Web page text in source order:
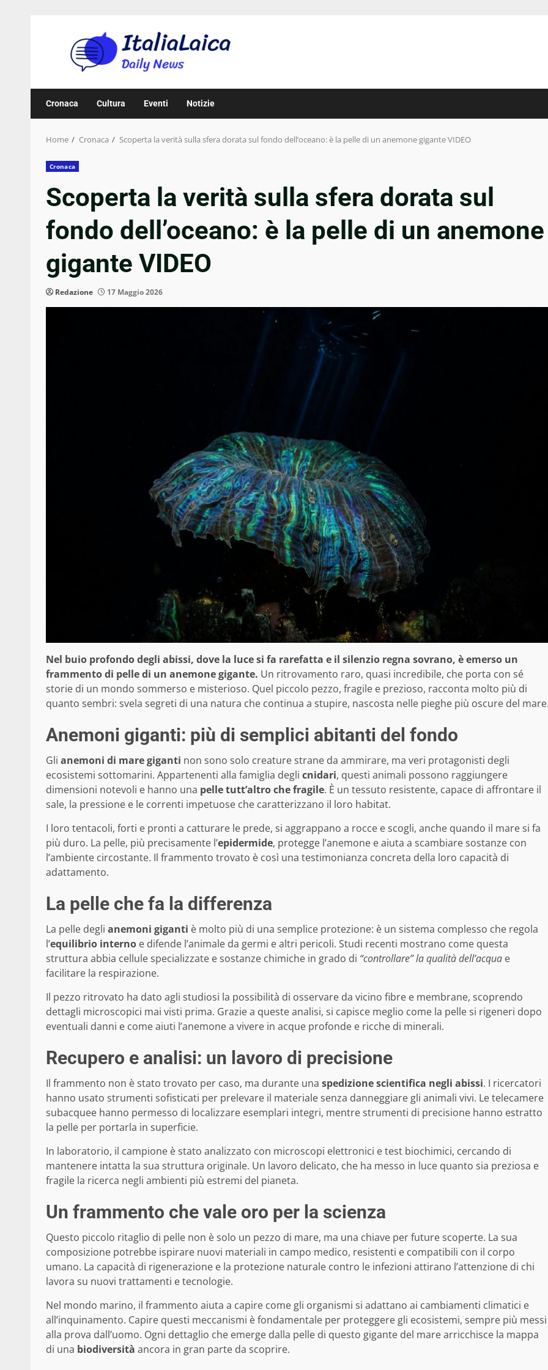
Cronaca Cultura Eventi Notizie
Home Cronaca Scoperta la verità sulla sfera dorata sul fondo dell’oceano: è la pelle di un anemone gigante VIDEO
Cronaca
Scoperta la verità sulla sfera dorata sul
fondo dell’oceano: è la pelle di un anemone
gigante VIDEO
Redazione 17 Maggio 2026
Nel buio profondo degli abissi, dove la luce si fa rarefatta e il silenzio regna sovrano, è emerso un
frammento di pelle di un anemone gigante. Un ritrovamento raro, quasi incredibile, che porta con sé
storie di un mondo sommerso e misterioso. Quel piccolo pezzo, fragile e prezioso, racconta molto più di
quanto sembri: svela segreti di una natura che continua a stupire, nascosta nelle pieghe più oscure del
Anemoni giganti: più di semplici abitanti del fondo
Gli anemoni di mare giganti non sono solo creature strane da ammirare, ma veri protagonisti degli
ecosistemi sottomarini. Appartenenti alla famiglia degli cnidari, questi animali possono raggiungere
dimensioni notevoli e hanno una pelle tutt’altro che fragile. È un tessuto resistente, capace di affrontare il
sale, la pressione e le correnti impetuose che caratterizzano il loro habitat.
I loro tentacoli, forti e pronti a catturare le prede, si aggrappano a rocce e scogli, anche quando il mare si fa
più duro. La pelle, più precisamente l’epidermide, protegge l’anemone e aiuta a scambiare sostanze con
l’ambiente circostante. Il frammento trovato è così una testimonianza concreta della loro capacità di
adattamento.
La pelle che fa la differenza
La pelle degli anemoni giganti è molto più di una semplice protezione: è un sistema complesso che regola
l’equilibrio interno e difende l’animale da germi e altri pericoli. Studi recenti mostrano come questa
struttura abbia cellule specializzate e sostanze chimiche in grado di “controllare” la qualità dell’acqua e
facilitare la respirazione.
Il pezzo ritrovato ha dato agli studiosi la possibilità di osservare da vicino fibre e membrane, scoprendo
dettagli microscopici mai visti prima. Grazie a queste analisi, si capisce meglio come la pelle si rigeneri dopo
eventuali danni e come aiuti l’anemone a vivere in acque profonde e ricche di minerali.
Recupero e analisi: un lavoro di precisione
Il frammento non è stato trovato per caso, ma durante una spedizione scientifica negli abissi. I ricercatori
hanno usato strumenti sofisticati per prelevare il materiale senza danneggiare gli animali vivi. Le telecamere
subacquee hanno permesso di localizzare esemplari integri, mentre strumenti di precisione hanno estratto
la pelle per portarla in superficie.
In laboratorio, il campione è stato analizzato con microscopi elettronici e test biochimici, cercando di
mantenere intatta la sua struttura originale. Un lavoro delicato, che ha messo in luce quanto sia preziosa e
fragile la ricerca negli ambienti più estremi del pianeta.
Un frammento che vale oro per la scienza
Questo piccolo ritaglio di pelle non è solo un pezzo di mare, ma una chiave per future scoperte. La sua
composizione potrebbe ispirare nuovi materiali in campo medico, resistenti e compatibili con il corpo
umano. La capacità di rigenerazione e la protezione naturale contro le infezioni attirano l’attenzione di chi
lavora su nuovi trattamenti e tecnologie.
Nel mondo marino, il frammento aiuta a capire come gli organismi si adattano ai cambiamenti climatici e
all’inquinamento. Capire questi meccanismi è fondamentale per proteggere gli ecosistemi, sempre più messi
alla prova dall’uomo. Ogni dettaglio che emerge dalla pelle di questo gigante del mare arricchisce la mappa
di una biodiversità ancora in gran parte da scoprire.